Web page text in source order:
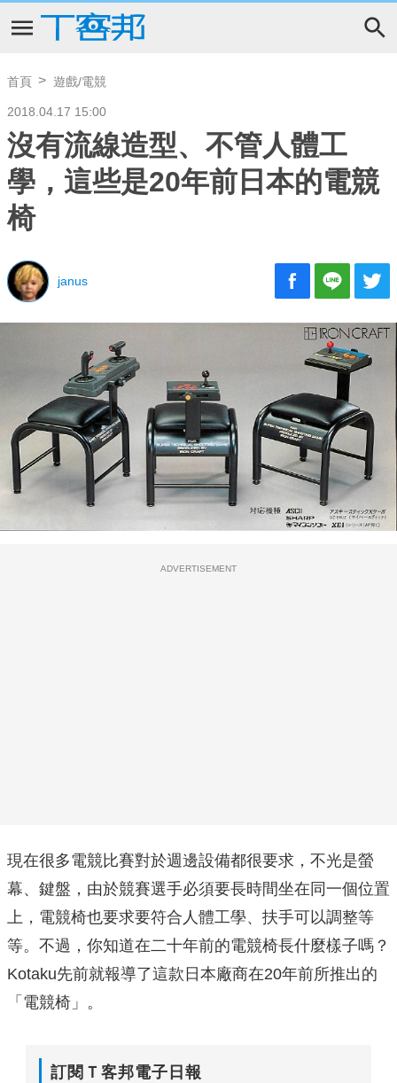
首頁 遊戲/電競
2018.04.17 15:00
沒有流線造型、不管人體工
學，這些是20年前日本的電競
椅
janus
ADVERTISEMENT
現在很多電競比賽對於週邊設備都很要求，不光是螢
幕、鍵盤，由於競賽選手必須要長時間坐在同一個位置
上，電競椅也要求要符合人體工學、扶手可以調整等
等。不過，你知道在二十年前的電競椅長什麼樣子嗎？
Kotaku先前就報導了這款日本廠商在20年前所推出的
「電競椅」。
訂閱Ｔ客邦電子日報